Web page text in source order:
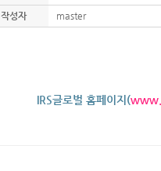
작성자
master
IRS글로벌 홈페이지(